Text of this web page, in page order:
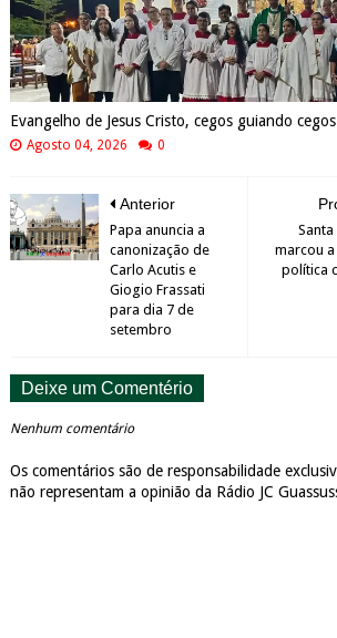
Evangelho de Jesus Cristo, cegos guiando cegos
Agosto 04, 2026 0
marcou
política
Anterior
Papa anuncia a
canonização de
Carlo Acutis e
Giogio Frassati
para dia 7 de
setembro
Deixe um Comentério
Nenhum comentário
Os comentários são de responsabilidade
não representam a opinião da Rádio JC